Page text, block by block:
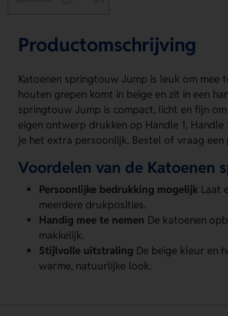
Productomschrijving
Katoenen springtouw Jump is leuk om
houten grepen komt in beige en zit in een
springtouw Jump is compact, licht en fijn
eigen ontwerp drukken op Handle 1,
je het extra persoonlijk. Bestel of vraag een
Voordelen van de Katoenen
Persoonlijke bedrukking mogelijk Laat
meerdere drukposities.
Handig mee te nemen De katoenen
makkelijk.
Stijlvolle uitstraling De beige kleur en
warme, natuurlijke look.